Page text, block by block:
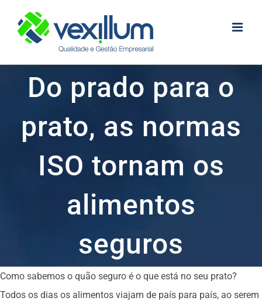
content
Do prado para o
prato, as normas
ISO tornam os
alimentos
seguros
Como sabemos o quão seguro é o que está no seu prato?
Todos os dias os alimentos viajam de país para país, ao serem